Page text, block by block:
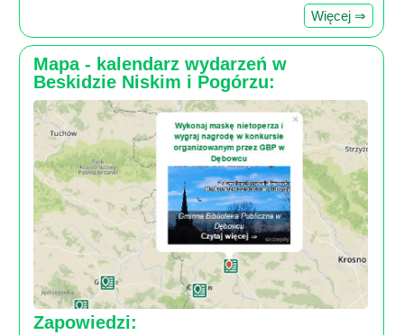
Więcej ⇒
Mapa - kalendarz wydarzeń w
Beskidzie Niskim i Pogórzu:
Zapowiedzi: